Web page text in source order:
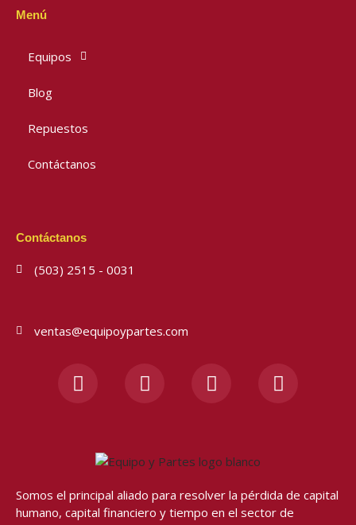
Menú
Equipos
Blog
Repuestos
Contáctanos
Contáctanos
(503) 2515 - 0031
ventas@equipoypartes.com
a
k
n
g
a
o
b
h
p
Somos el principal aliado para resolver la pérdida de capital
humano, capital financiero y tiempo en el sector de